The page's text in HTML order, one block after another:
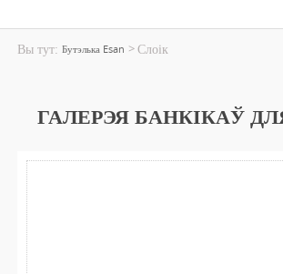
Вы тут:Бутэлька Esan >Слоік
ГАЛЕРЭЯ БАНКІКАЎ